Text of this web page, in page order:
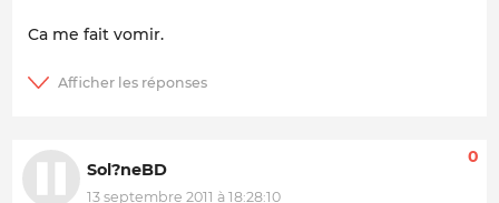
Ca me fait vomir.
Sol?neBD
13 septembre 2011 à 18:28:10
0